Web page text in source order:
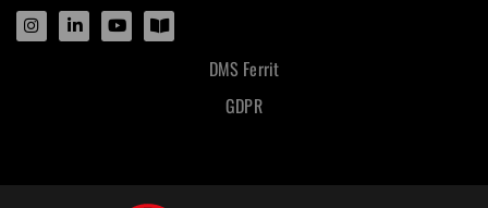
DMS Ferrit
GDPR